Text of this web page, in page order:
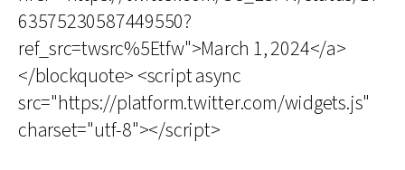
63575230587449550?
ref_src=twsrc%5Etfw">March 1, 2024</a>
</blockquote> <script async
src="https://platform.twitter.com/widgets.js"
charset="utf-8"></script>